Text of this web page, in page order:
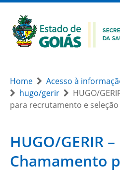
Home Acesso à
hugo/gerir
HUGO/
para recrutamento e
HUGO/GERIR –
Chamamento